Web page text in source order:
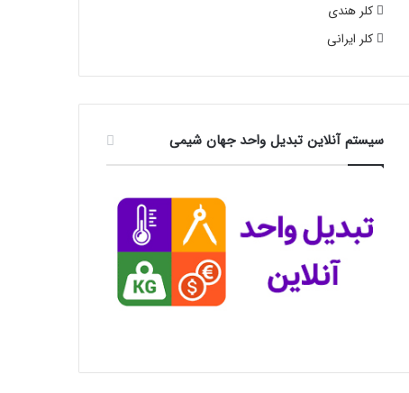
کلر هندی
کلر ایرانی
سیستم آنلاین تبدیل واحد جهان شیمی